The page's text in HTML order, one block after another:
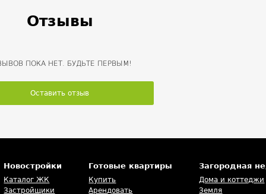
на
Отзывы
ПОКА НЕТ. БУДЬТЕ ПЕРВЫМ!
Оставить отзыв
Новостройки
Каталог ЖК
Застройщики
Готовые квартиры
Купить
Арендовать
Загородная
Дома и коттеджи
Земля